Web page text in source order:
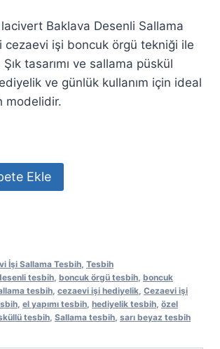
lacivert Baklava Desenli Sallama
cezaevi işi boncuk örgü tekniği ile
Şık tasarımı ve sallama püskül
ve günlük kullanım için ideal
modelidir.
Ekle
İşi Sallama Tesbih, Tesbih
tesbih, boncuk örgü tesbih, boncuk
tesbih, cezaevi işi hediyelik, Cezaevi işi
, el yapımı tesbih, hediyelik tesbih, özel
tesbih, Sallama tesbih, sarı beyaz tesbih